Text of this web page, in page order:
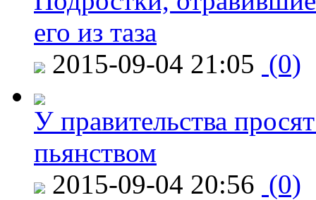
его из таза
2015-09-04 21:05 (0)
У правительства
пьянством
2015-09-04 20:56 (0)